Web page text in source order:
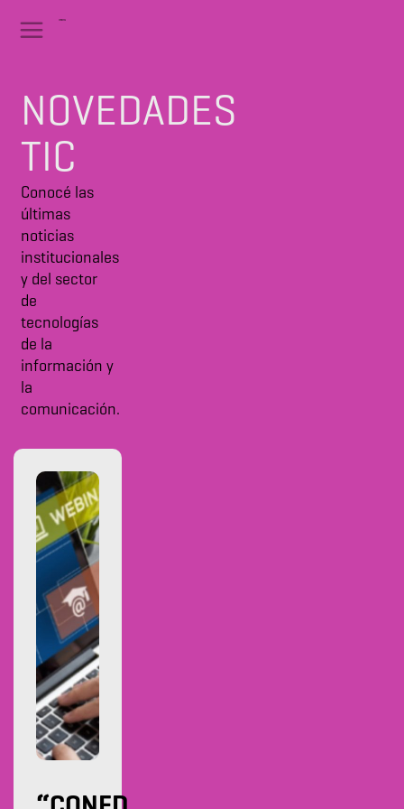
NOVEDADES
TIC
Conocé las
últimas
noticias
institucionales
y del sector
de
tecnologías
de la
información y
la
comunicación.